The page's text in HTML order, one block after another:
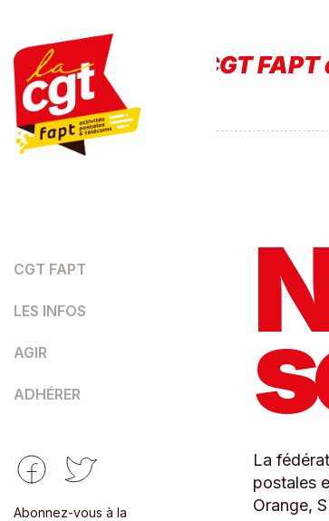
CGT FAPT
LES INFOS
AGIR
ADHÉRER
Abonnez-vous à la
incendies
INFO
ROUGE
La
postales
Orange,